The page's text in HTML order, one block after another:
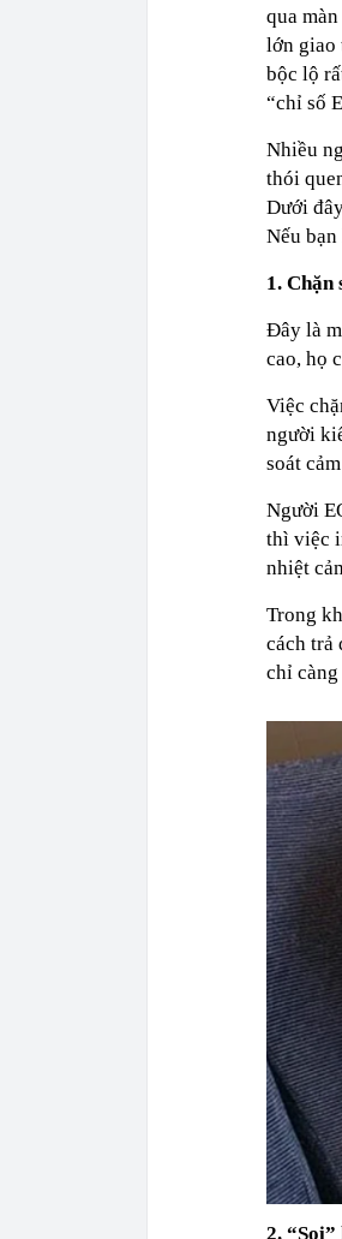
qua
lớn giao
bộc lộ
“chỉ số
Nhiều
thói
Dưới
Nếu
1. Chặn
Đây là
cao, họ
Việc
người
soát
Người
thì việc
nhiệt
Trong
cách trả
chỉ càng
2.